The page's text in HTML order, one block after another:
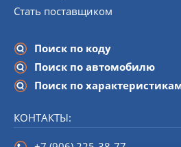
Стать поставщиком
Поиск по коду
Поиск по автомобилю
Поиск по
КОНТАКТЫ: